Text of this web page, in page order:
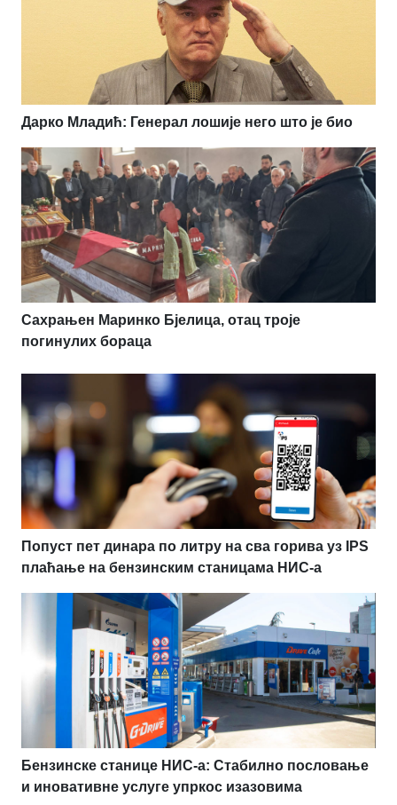
Дарко Младић: Генерал лошије него што је био
Сахрањен Маринко Бјелица, отац троје
погинулих бораца
Попуст пет динара по литру на сва горива уз IPS
плаћање на бензинским станицама НИС-а
Бензинске станице НИС-а: Стабилно пословање
и иновативне услуге упркос изазовима